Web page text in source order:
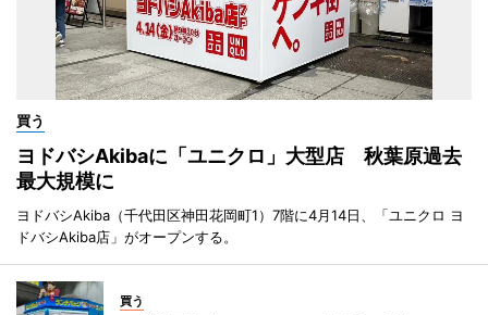
買う
ヨドバシAkibaに「ユニクロ」大型店 秋葉原過去
最大規模に
ヨドバシAkiba（千代田区神田花岡町1）7階に4月14日、「ユニクロ ヨ
ドバシAkiba店」がオープンする。
買う